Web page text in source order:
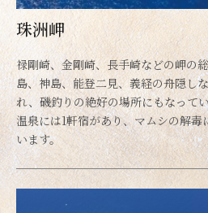
珠洲岬
禄剛崎、金剛崎、長手崎などの岬の
島、神島、能登二見、義経の舟隠し
れ、磯釣りの絶好の場所にもなって
温泉には1軒宿があり、マムシの解
います。